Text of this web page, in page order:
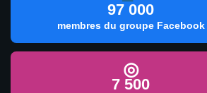
97 000
membres du groupe Facebook
◎
7 500